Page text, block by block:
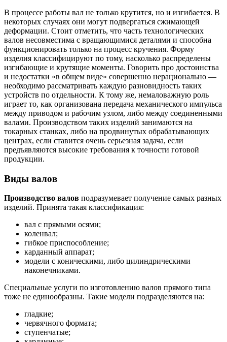
В процессе работы вал не только крутится, но и изгибается. В
некоторых случаях они могут подвергаться сжимающей
деформации. Стоит отметить, что часть технологических
валов несовместима с вращающимися деталями и способна
функционировать только на процесс кручения. Форму
изделия классифицируют по тому, насколько распределены
изгибающие и крутящие моменты. Говорить про достоинства
и недостатки «в общем виде» совершенно нерационально —
необходимо рассматривать каждую разновидность таких
устройств по отдельности. К тому же, немаловажную роль
играет то, как организована передача механического импульса
между приводом и рабочим узлом, либо между соединенными
валами. Производством таких изделий занимаются на
токарных станках, либо на продвинутых обрабатывающих
центрах, если ставится очень серьезная задача, если
предъявляются высокие требования к точности готовой
продукции.
Виды валов
Производство валов подразумевает получение самых разных
изделий. Принята такая классификация:
вал с прямыми осями;
коленвал;
гибкое приспособление;
карданный аппарат;
модели с коническими, либо цилиндрическими
наконечниками.
Специальные услуги по изготовлению валов прямого типа
тоже не единообразны. Такие модели подразделяются на:
гладкие;
червячного формата;
ступенчатые;